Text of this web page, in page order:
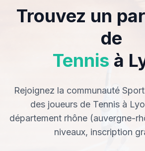
Trouvez un
de
Tennis à
Rejoignez la communauté
des joueurs de Tennis à
département rhône (auvergne-
niveaux, inscription